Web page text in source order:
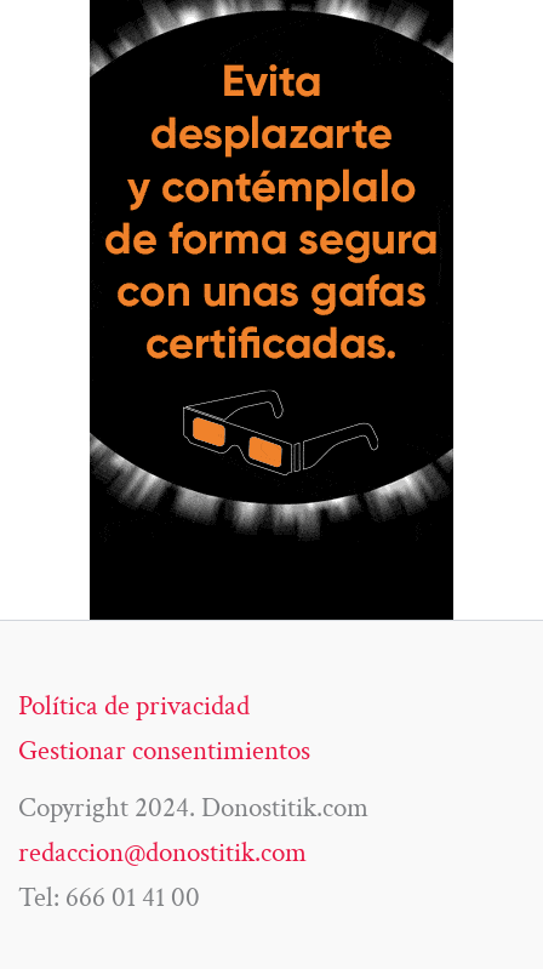
Política de privacidad
Gestionar consentimientos
Copyright 2024. Donostitik.com
redaccion@donostitik.com
Tel: 666 01 41 00